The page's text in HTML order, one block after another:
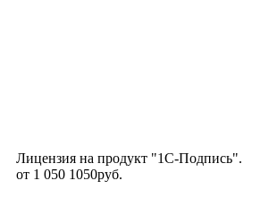
Лицензия на продукт "1С-Подпись".
от 1 050 1050руб.